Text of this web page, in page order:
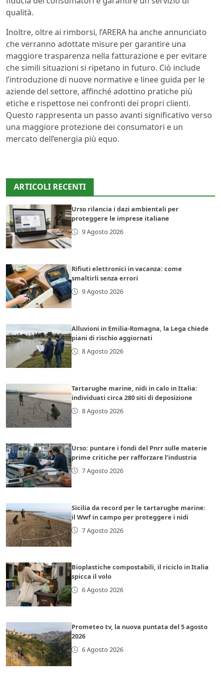
qualità.
Inoltre, oltre ai rimborsi, l’ARERA ha anche annunciato
che verranno adottate misure per garantire una
maggiore trasparenza nella fatturazione e per evitare
che simili situazioni si ripetano in futuro. Ciò include
l’introduzione di nuove normative e linee guida per le
aziende del settore, affinché adottino pratiche più
etiche e rispettose nei confronti dei propri clienti.
Questo rappresenta un passo avanti significativo verso
una maggiore protezione dei consumatori e un
mercato dell’energia più equo.
ARTICOLI RECENTI
Urso rilancia i dazi ambientali per
proteggere le imprese italiane
9 Agosto 2026
Rifiuti elettronici in vacanza: come
smaltirli senza errori
9 Agosto 2026
Alluvioni in Emilia-Romagna, la Lega chiede
piani di rischio aggiornati
8 Agosto 2026
Tartarughe marine, nidi in calo in Italia:
individuati circa 280 siti di deposizione
8 Agosto 2026
Urso: puntare i fondi del Pnrr sulle materie
prime critiche per rafforzare l’industria
7 Agosto 2026
Sicilia da record per le tartarughe marine:
il Wwf in campo per proteggere i nidi
7 Agosto 2026
Bioplastiche compostabili, il riciclo in Italia
spicca il volo
6 Agosto 2026
Prometeo tv, la nuova puntata del 5 agosto
2026
6 Agosto 2026